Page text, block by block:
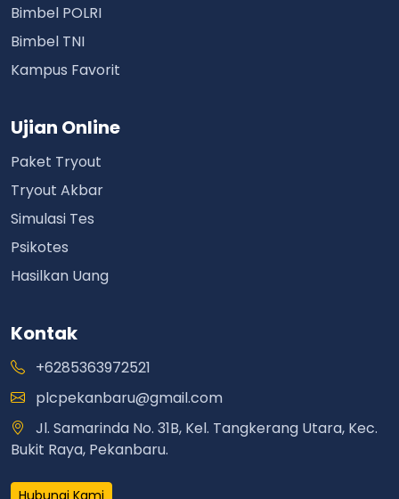
Bimbel POLRI
Bimbel TNI
Kampus Favorit
Ujian Online
Paket Tryout
Tryout Akbar
Simulasi Tes
Psikotes
Hasilkan Uang
Kontak
+6285363972521
plcpekanbaru@gmail.com
Jl. Samarinda No. 31B, Kel. Tangkerang Utara, Kec.
Bukit Raya, Pekanbaru.
Hubungi Kami